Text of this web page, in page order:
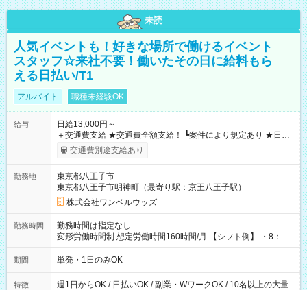
未読
人気イベントも！好きな場所で働けるイベント
スタッフ☆来社不要！働いたその日に給料もら
える日払い/T1
アルバイト 職種未経験OK
給与
日給13,000円～
＋交通費支給 ★交通費全額支給！ ┗案件により規定あり ★日払
いOK！（規定あり） ┗働いたその日に現金GET♪ お仕事後はコ
ンビニATMから 日払い分を引き落とせます！ 【試用期間】試
交通費別途支給あり
勤務地
東京都八王子市
東京都八王子市明神町（最寄り駅：京王八王子駅）
株式会社ワンベルウッズ
勤務時間
勤務時間は指定なし
変形労働時間制 想定労働時間160時間/月 【シフト例】 ・8：00
～21：00
期間 単発・1日のみOK
特徴
週1日からOK / 日払いOK / 副業・WワークOK / 10名以上の大量